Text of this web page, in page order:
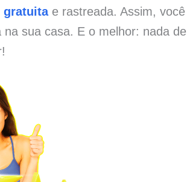
gratuitae rastreada. Assim, você
sua casa. E o melhor: nada de